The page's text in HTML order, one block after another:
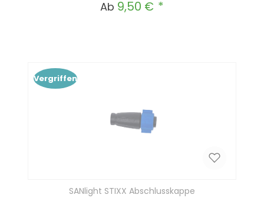
Regulärer Preis:
Ab 9,50 €
Vergriffen
SANlight STIXX Abschlusskappe